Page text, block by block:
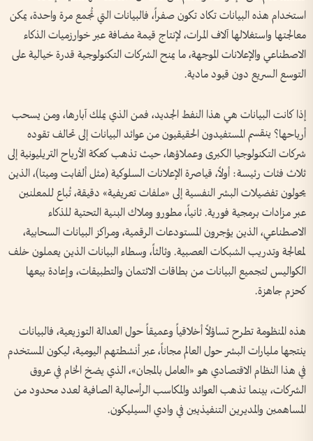
استخدام هذه البيانات تكاد تكون صفراً، فالبيانات التي تُجمع مرة واحدة، يمكن
معالجتها واستغلالها آلاف المرات، لإنتاج قيمة مضافة عبر خوارزميات الذكاء
الاصطناعي والإعلانات الموجهة، ما يمنح الشركات التكنولوجية قدرة خيالية على
التوسع السريع دون قيود مادية.
إذا كانت البيانات هي هذا النفط الجديد، فمن الذي يملك آبارها، ومن يسحب
أرباحها؟ ينقسم المستفيدون الحقيقيون من عوائد البيانات إلى تحالف تقوده
شركات التكنولوجيا الكبرى وعملاؤها، حيث تذهب كعكة الأرباح التريليونية إلى
ثلاث فئات رئيسة: أولاً، قياصرة الإعلانات السلوكية (مثل ألفابت وميتا)، الذين
يحولون تفضيلات البشر النفسية إلى «ملفات تعريفية» دقيقة، تُباع للمعلنين
عبر مزادات برمجية فورية. ثانياً، مطورو وملاك البنية التحتية للذكاء
الاصطناعي، الذين يؤجرون المستودعات الرقمية، ومراكز البيانات السحابية،
لمعالجة وتدريب الشبكات العصبية. وثالثاً، وسطاء البيانات الذين يعملون خلف
الكواليس لتجميع البيانات من بطاقات الائتمان والتطبيقات، وإعادة بيعها
كحزم جاهزة.
هذه المنظومة تطرح تساؤلاً أخلاقياً وعميقاً حول العدالة التوزيعية، فالبيانات
ينتجها مليارات البشر حول العالم مجاناً، عبر أنشطتهم اليومية، ليكون المستخدم
في هذا النظام الاقتصادي هو «العامل بالمجان»، الذي يضخ الخام في عروق
الشركات، بينما تذهب العوائد والمكاسب الرأسمالية الصافية لعدد محدود من
المساهمين والمديرين التنفيذيين في وادي السيليكون.